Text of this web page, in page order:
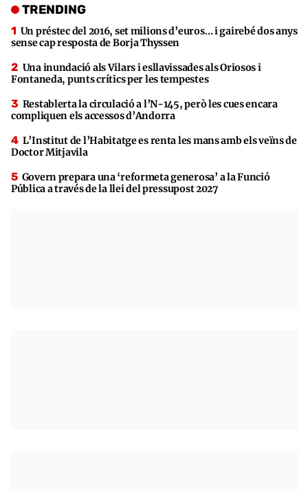
TRENDING
Un préstec del 2016, set milions d’euros… i gairebé dos anys
sense cap resposta de Borja Thyssen
Una inundació als Vilars i esllavissades als Oriosos i
Fontaneda, punts crítics per les tempestes
Restablerta la circulació a l’N-145, però les cues encara
compliquen els accessos d’Andorra
L’Institut de l’Habitatge es renta les mans amb els veïns de
Doctor Mitjavila
Govern prepara una ‘reformeta generosa’ a la Funció
Pública a través de la llei del pressupost 2027